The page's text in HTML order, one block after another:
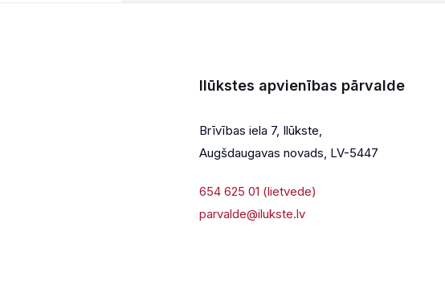
Ilūkstes apvienības pārvalde
Brīvības iela 7, Ilūkste,
Augšdaugavas novads, LV-5447
654 625 01 (lietvede)
parvalde@ilukste.lv